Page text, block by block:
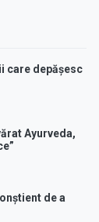
care depășesc
Ayurveda,
de a